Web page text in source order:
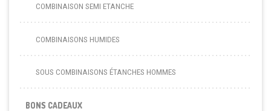
COMBINAISON SEMI ETANCHE
COMBINAISONS HUMIDES
SOUS COMBINAISONS ÉTANCHES HOMMES
BONS CADEAUX